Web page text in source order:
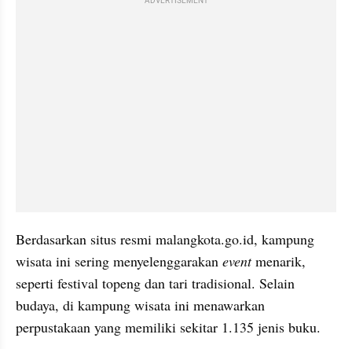
Berdasarkan situs resmi malangkota.go.id, kampung
wisata ini sering menyelenggarakan event menarik,
seperti festival topeng dan tari tradisional. Selain
budaya, di kampung wisata ini menawarkan
perpustakaan yang memiliki sekitar 1.135 jenis buku.